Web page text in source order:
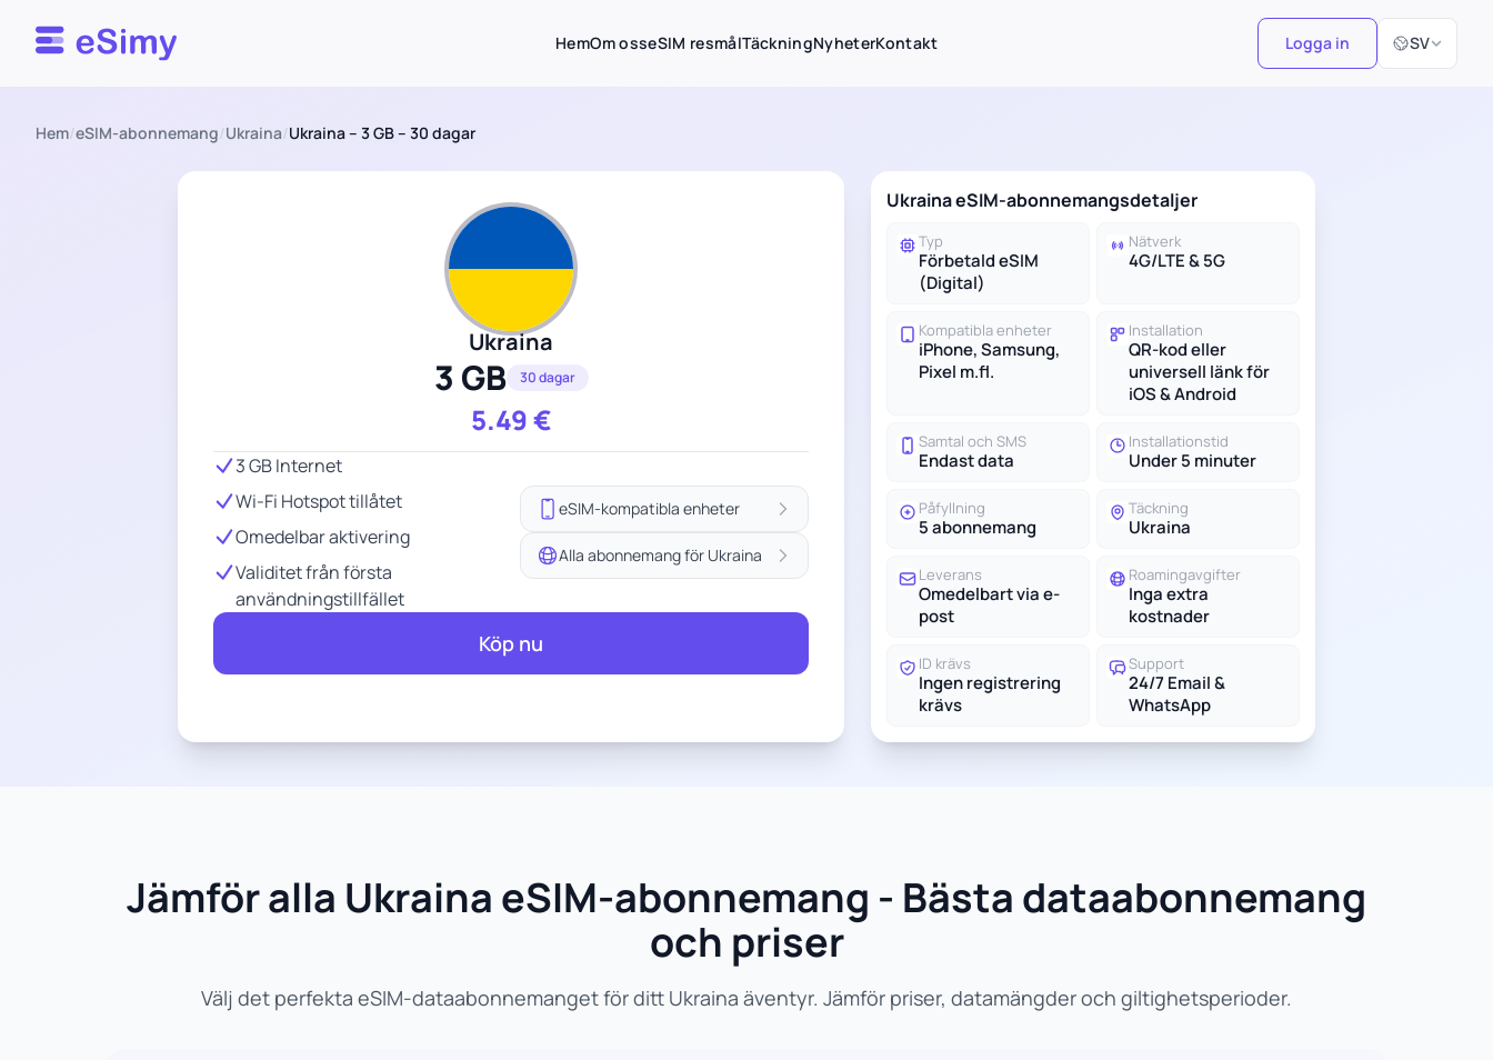
Esimy HemOm osseSIM resmålTäckningNyheterKontakt Logga in SV
Välj språk
Hem/eSIM-abonnemang/Ukraina/Ukraina – 3 GB – 30 dagar
Ukraina
3 GB 30 dagar
5.49€
3 GB Internet
Wi-Fi Hotspot tillåtet
Omedelbar aktivering
Validitet från första
användningstillfället
eSIM-kompatibla enheter
Alla abonnemang för Ukraina
Köp nu
Ukraina eSIM-abonnemangsdetaljer
Typ
Förbetald eSIM
(Digital)
Nätverk
4G/LTE & 5G
Kompatibla enheter
iPhone, Samsung,
Pixel m.fl.
Installation
QR-kod eller
universell länk för
iOS & Android
Samtal och SMS
Endast data
Installationstid
Under 5 minuter
Påfyllning
5 abonnemang
Täckning
Ukraina
Leverans
Omedelbart via e-
post
Roamingavgifter
Inga extra
kostnader
ID krävs
Ingen registrering
krävs
Support
24/7 Email &
WhatsApp
Jämför alla Ukraina eSIM-abonnemang - Bästa dataabonnemang
och priser
Välj det perfekta eSIM-dataabonnemanget för ditt Ukraina äventyr. Jämför priser, datamängder och giltighetsperioder.